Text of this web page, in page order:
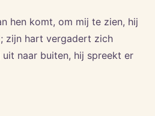
hen komt, om mij te zien, hij
zijn hart vergadert zich
naar buiten, hij spreekt er